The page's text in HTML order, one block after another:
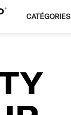
CATÉGORIES